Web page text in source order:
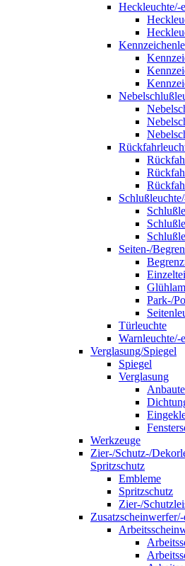
Heckleuchte/-
Seiten-/
Park-/
Türleuchte
Warnleuchte/-
Verglasung/Spiegel
Spiegel
Verglasung
Werkzeuge
Zier-/Schutz-/
Spritzschutz
Embleme
Spritzschutz
Zier-/